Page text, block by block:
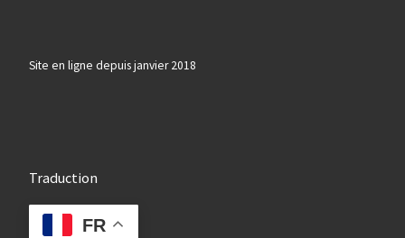
Site en ligne depuis janvier 2018
Traduction
FR